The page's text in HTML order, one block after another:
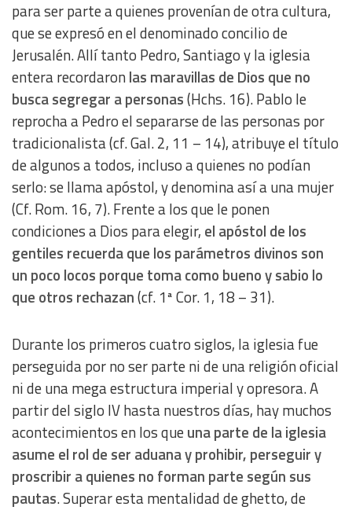
para ser parte a quienes provenían de otra cultura,
que se expresó en el denominado concilio de
Jerusalén. Allí tanto Pedro, Santiago y la iglesia
entera recordaronlas maravillas de Dios que no
busca segregar a personas(Hchs. 16). Pablo le
reprocha a Pedro el separarse de las personas por
tradicionalista (cf. Gal. 2, 11 – 14), atribuye el título
de algunos a todos, incluso a quienes no podían
serlo: se llama apóstol, y denomina así a una mujer
(Cf. Rom. 16, 7). Frente a los que le ponen
condiciones a Dios para elegir, el apóstol de los
gentiles recuerda que los parámetros divinos son
un poco locos porque toma como bueno y sabio lo
que otros rechazan(cf. 1ª Cor. 1, 18 – 31).
Durante los primeros cuatro siglos, la iglesia fue
perseguida por no ser parte ni de una religión oficial
ni de una mega estructura imperial y opresora. A
partir del siglo IV hasta nuestros días, hay muchos
acontecimientos en los queuna parte de la iglesia
asume el rol de ser aduana y prohibir, perseguir y
proscribir a quienes no forman parte según sus
pautas. Superar esta mentalidad de ghetto, de